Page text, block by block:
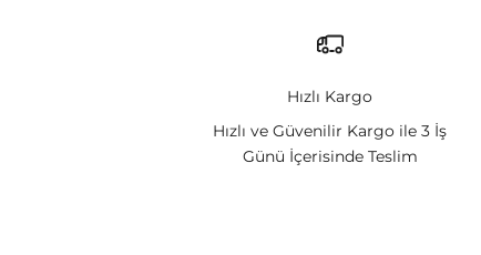
Hızlı Kargo
Hızlı ve Güvenilir Kargo ile 3 İş
Günü İçerisinde Teslim